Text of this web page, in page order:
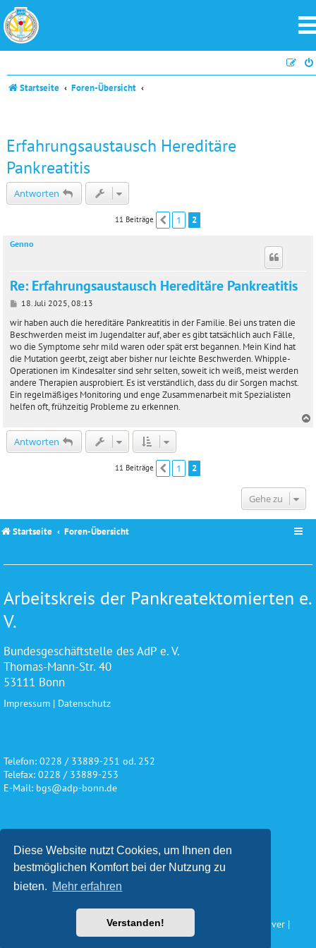
Diese Website nutzt Cookies, um Ihnen den
bestmöglichen Komfort bei der Nutzung zu
bieten. Mehr erfahren
Verstanden!
Startseite Foren-Übersicht
Erfahrungsaustausch Hereditäre
Pankreatitis
Antworten
11 Beiträge Vorherige
1 2
Genno
Re: Erfahrungsaustausch Hereditäre Pankreatitis
B
i
t
a
g
18. Juli 2025, 08:13
wir haben auch die hereditäre Pankreatitis in der Familie. Bei uns traten die
Beschwerden meist im Jugendalter auf, aber es gibt tatsächlich auch Fälle,
wo die Symptome sehr mild waren oder spät erst begannen. Mein Kind hat
die Mutation geerbt, zeigt aber bisher nur leichte Beschwerden. Whipple-
Operationen im Kindesalter sind sehr selten, soweit ich weiß, meist werden
andere Therapien ausprobiert. Es ist verständlich, dass du dir Sorgen machst.
Ein regelmäßiges Monitoring und enge Zusammenarbeit mit Spezialisten
helfen oft, frühzeitig Probleme zu erkennen.
Antworten
11 Beiträge Vorherige
1 2
Gehe zu
Startseite Foren-Übersicht
Arbeitskreis der Pankreatektomierten e.
V.
Bundesgeschäftstelle des AdP e. V.
Thomas-Mann-Str. 40
53111 Bonn
Impressum | Datenschutz
Telefon: 0228 / 33889-251 od. 252
Telefax: 0228 / 33889-253
E-Mail: bgs@adp-bonn.de
Wir danken für die freundliche
Unterstützung und Förderung
Konzeption und Gestaltung: Impuls Werbeagentur, Hannover |
www.werbeagentur-impuls.de